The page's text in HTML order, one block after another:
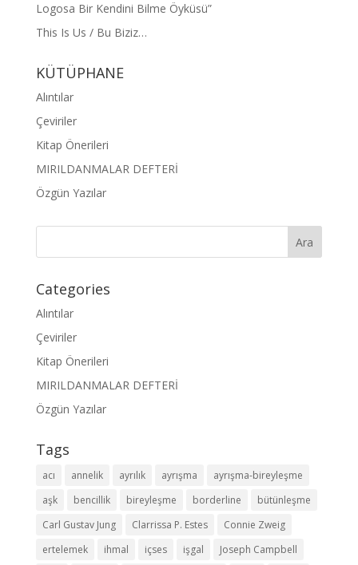
Logosa Bir Kendini Bilme Öyküsü”
This Is Us / Bu Biziz…
KÜTÜPHANE
Alıntılar
Çeviriler
Kitap Önerileri
MIRILDANMALAR DEFTERİ
Özgün Yazılar
Categories
Alıntılar
Çeviriler
Kitap Önerileri
MIRILDANMALAR DEFTERİ
Özgün Yazılar
Tags
acı annelik ayrılık ayrışma
ayrışma-bireyleşme
aşk
bencillik bireyleşme borderline
bütünleşme
Carl Gustav Jung
Clarrissa P. Estes
Connie Zweig
ertelemek
ihmal içses işgal Joseph Campbell